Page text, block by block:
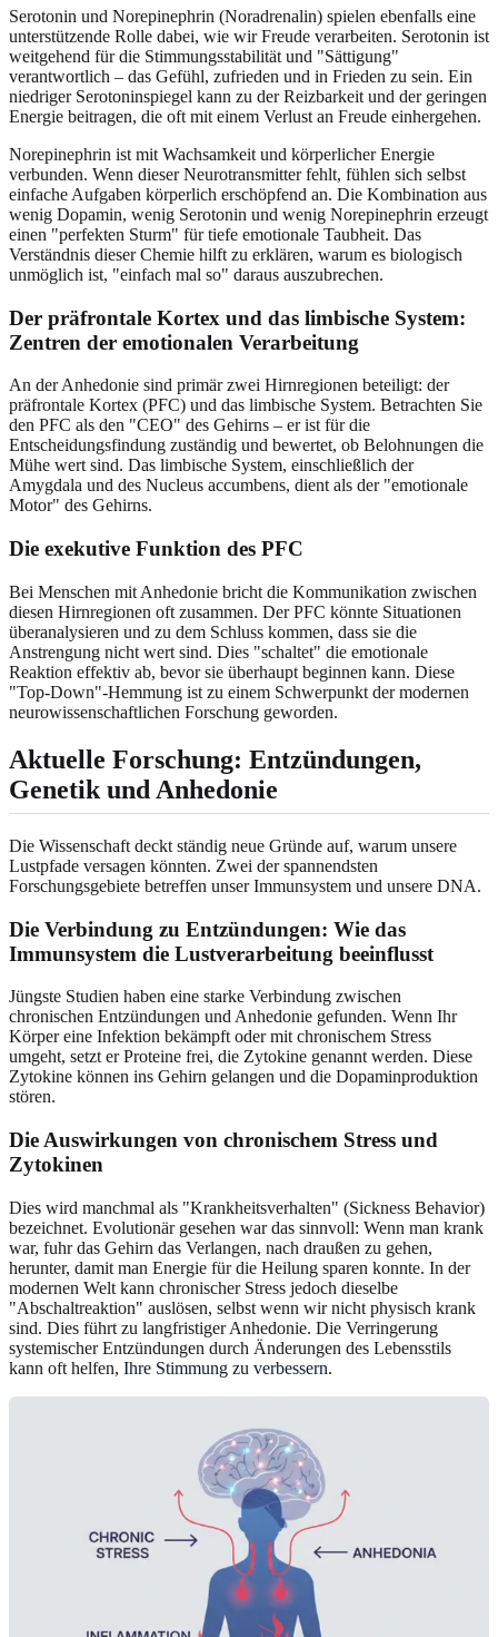
Serotonin und Norepinephrin (Noradrenalin) spielen ebenfalls eine
unterstützende Rolle dabei, wie wir Freude verarbeiten. Serotonin ist
weitgehend für die Stimmungsstabilität und "Sättigung"
verantwortlich – das Gefühl, zufrieden und in Frieden zu sein. Ein
niedriger Serotoninspiegel kann zu der Reizbarkeit und der geringen
Energie beitragen, die oft mit einem Verlust an Freude einhergehen.
Norepinephrin ist mit Wachsamkeit und körperlicher Energie
verbunden. Wenn dieser Neurotransmitter fehlt, fühlen sich selbst
einfache Aufgaben körperlich erschöpfend an. Die Kombination aus
wenig Dopamin, wenig Serotonin und wenig Norepinephrin erzeugt
einen "perfekten Sturm" für tiefe emotionale Taubheit. Das
Verständnis dieser Chemie hilft zu erklären, warum es biologisch
unmöglich ist, "einfach mal so" daraus auszubrechen.
Der präfrontale Kortex und das limbische System:
Zentren der emotionalen Verarbeitung
An der Anhedonie sind primär zwei Hirnregionen beteiligt: der
präfrontale Kortex (PFC) und das limbische System. Betrachten Sie
den PFC als den "CEO" des Gehirns – er ist für die
Entscheidungsfindung zuständig und bewertet, ob Belohnungen die
Mühe wert sind. Das limbische System, einschließlich der
Amygdala und des Nucleus accumbens, dient als der "emotionale
Motor" des Gehirns.
Die exekutive Funktion des PFC
Bei Menschen mit Anhedonie bricht die Kommunikation zwischen
diesen Hirnregionen oft zusammen. Der PFC könnte Situationen
überanalysieren und zu dem Schluss kommen, dass sie die
Anstrengung nicht wert sind. Dies "schaltet" die emotionale
Reaktion effektiv ab, bevor sie überhaupt beginnen kann. Diese
"Top-Down"-Hemmung ist zu einem Schwerpunkt der modernen
neurowissenschaftlichen Forschung geworden.
Aktuelle Forschung: Entzündungen,
Genetik und Anhedonie
Die Wissenschaft deckt ständig neue Gründe auf, warum unsere
Lustpfade versagen könnten. Zwei der spannendsten
Forschungsgebiete betreffen unser Immunsystem und unsere DNA.
Die Verbindung zu Entzündungen: Wie das
Immunsystem die Lustverarbeitung beeinflusst
Jüngste Studien haben eine starke Verbindung zwischen
chronischen Entzündungen und Anhedonie gefunden. Wenn Ihr
Körper eine Infektion bekämpft oder mit chronischem Stress
umgeht, setzt er Proteine frei, die Zytokine genannt werden. Diese
Zytokine können ins Gehirn gelangen und die Dopaminproduktion
stören.
Die Auswirkungen von chronischem Stress und
Zytokinen
Dies wird manchmal als "Krankheitsverhalten" (Sickness Behavior)
bezeichnet. Evolutionär gesehen war das sinnvoll: Wenn man krank
war, fuhr das Gehirn das Verlangen, nach draußen zu gehen,
herunter, damit man Energie für die Heilung sparen konnte. In der
modernen Welt kann chronischer Stress jedoch dieselbe
"Abschaltreaktion" auslösen, selbst wenn wir nicht physisch krank
sind. Dies führt zu langfristiger Anhedonie. Die Verringerung
systemischer Entzündungen durch Änderungen des Lebensstils
kann oft helfen, Ihre Stimmung zu verbessern.